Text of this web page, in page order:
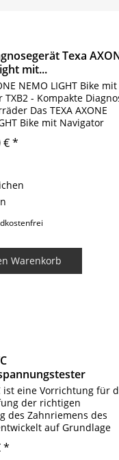
Texa
mit...
NEMO LIGHT Bike mit
TXB2 - Kompakte
Das TEXA AXONE
Bike mit Navigator
modernes und
Diagnosegerät für
€ *
Warenkorb
ist eine Vorrichtung für
der richtigen
des Zahnriemens des
auf Grundlage
von Ducati,
die Motorräder der
*